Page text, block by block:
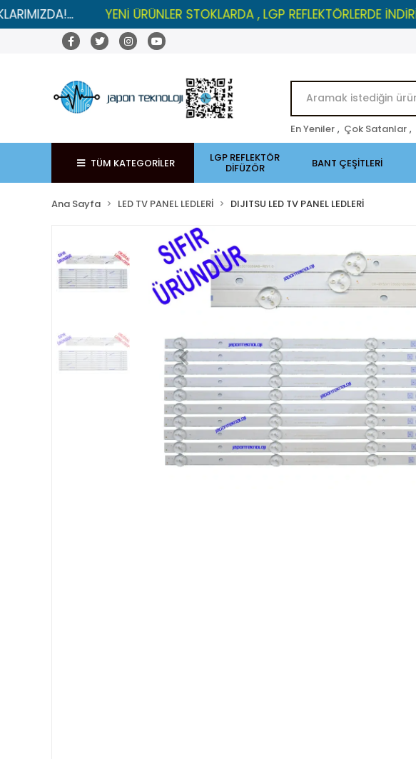
YENİ ÜRÜNLER STOKLARDA , LGP REFLEKTÖRLERDE İNDİRİM.
En Yeniler , Çok Satanlar ,
TÜM KATEGORİLER LGP REFLEKTÖR
DİFÜZÖR BANT ÇEŞİTLERİ
Ana Sayfa LED TV PANEL LEDLERİ DIJITSU LED TV PANEL LEDLERİ